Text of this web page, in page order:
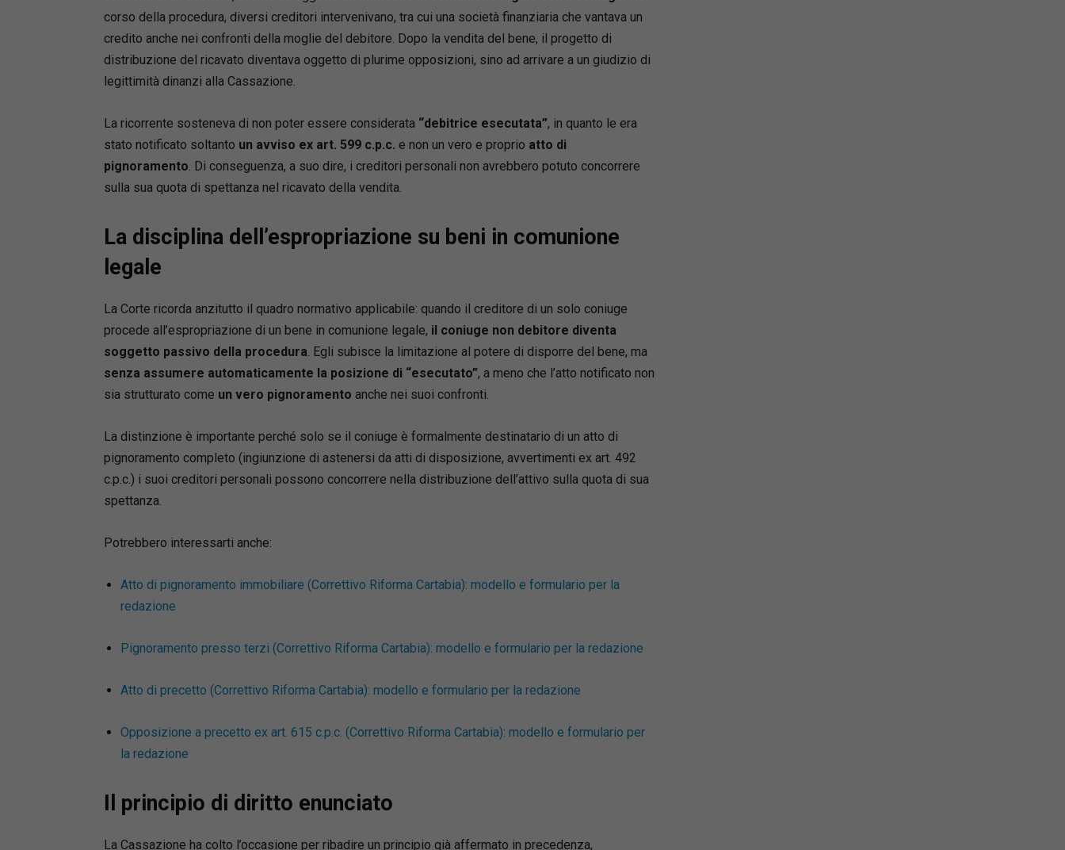
(mobiliare, immobiliare, di veicoli natanti, esattoriale).
La Guida illustra la parte teorico-giuridica e
guida, circolari e modelli di atti giudiziari e passando in
nuova istanza ex art. 492
bisc.p.c. alla procedura di iscrizione a ruolo, dal
PPTalla cd. “dichiarazione di interesse”, e le varie
ipotesi disospensione
Leonarda D’Alonzo
dell’Esecuzione in esecuzioni mobiliari, esecuzioni
esattoriali mobiliari e immobiliari e opposizione
all’esecuzione nella fase cautelare.
corso della procedura, diversi creditori intervenivano, tra cui una società finanziaria che vantava un
credito anche nei confronti della moglie del debitore. Dopo la vendita del bene, il progetto di
distribuzione del ricavato diventava oggetto di plurime opposizioni, sino ad arrivare a un giudizio di
legittimità dinanzi alla Cassazione.
La ricorrente sosteneva di non poter essere considerata “debitrice esecutata”, in quanto le era
stato notificato soltanto un avviso ex art. 599 c.p.c. e non un vero e proprio atto di
pignoramento. Di conseguenza, a suo dire, i creditori personali non avrebbero potuto concorrere
sulla sua quota di spettanza nel ricavato della vendita.
La disciplina dell’espropriazione su beni in comunione
legale
La Corte ricorda anzitutto il quadro normativo applicabile: quando il creditore di un solo coniuge
procede all’espropriazione di un bene in comunione legale, il coniuge non debitore diventa
soggetto passivo della procedura. Egli subisce la limitazione al potere di disporre del bene, ma
senza assumere automaticamente la posizione di “esecutato”, a meno che l’atto notificato non
sia strutturato come un vero pignoramento anche nei suoi confronti.
La distinzione è importante perché solo se il coniuge è formalmente destinatario di un atto di
pignoramento completo (ingiunzione di astenersi da atti di disposizione, avvertimenti ex art. 492
c.p.c.) i suoi creditori personali possono concorrere nella distribuzione dell’attivo sulla quota di sua
spettanza.
Potrebbero interessarti anche:
Atto di pignoramento immobiliare (Correttivo Riforma Cartabia): modello e formulario per la
redazione
Pignoramento presso terzi (Correttivo Riforma Cartabia): modello e formulario per la redazione
Atto di precetto (Correttivo Riforma Cartabia): modello e formulario per la redazione
Opposizione a precetto ex art. 615 c.p.c. (Correttivo Riforma Cartabia): modello e formulario per
la redazione
Il principio di diritto enunciato
La Cassazione ha colto l’occasione per ribadire un principio già affermato in precedenza,